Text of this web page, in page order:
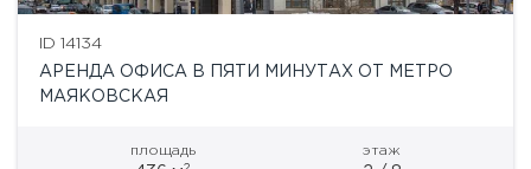
ID 14134
АРЕНДА ОФИСА В ПЯТИ МИНУТАХ ОТ МЕТРО
МАЯКОВСКАЯ
площадь этаж